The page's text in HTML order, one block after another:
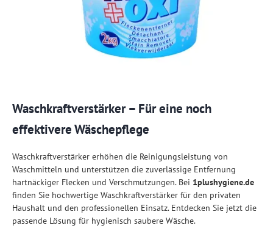
Waschkraftverstärker – Für eine noch
effektivere Wäschepflege
Waschkraftverstärker erhöhen die Reinigungsleistung von
Waschmitteln und unterstützen die zuverlässige Entfernung
hartnäckiger Flecken und Verschmutzungen. Bei 1plushygiene.de
finden Sie hochwertige Waschkraftverstärker für den privaten
Haushalt und den professionellen Einsatz. Entdecken Sie jetzt die
passende Lösung für hygienisch saubere Wäsche.